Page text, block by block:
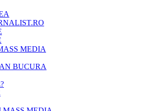
MEDIA
BUCURA